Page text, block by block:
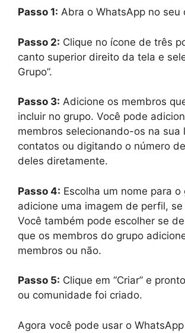
Passo 1: Abra o WhatsApp no seu
Passo 2: Clique no ícone de três
canto superior direito da tela e
Grupo”.
Passo 3: Adicione os membros
incluir no grupo. Você pode
membros selecionando-os na sua
contatos ou digitando o número
deles diretamente.
Passo 4: Escolha um nome para o
adicione uma imagem de perfil, se
Você também pode escolher se
que os membros do grupo
membros ou não.
Passo 5: Clique em “Criar” e
ou comunidade foi criado.
Agora você pode usar o